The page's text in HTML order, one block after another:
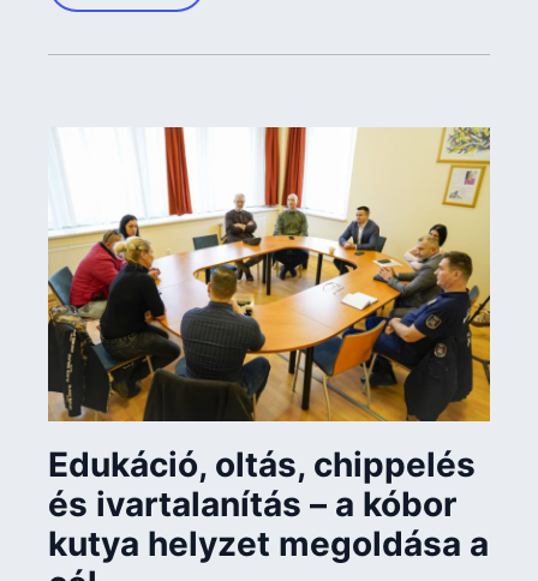
Edukáció, oltás, chippelés
és ivartalanítás – a kóbor
kutya helyzet megoldása a